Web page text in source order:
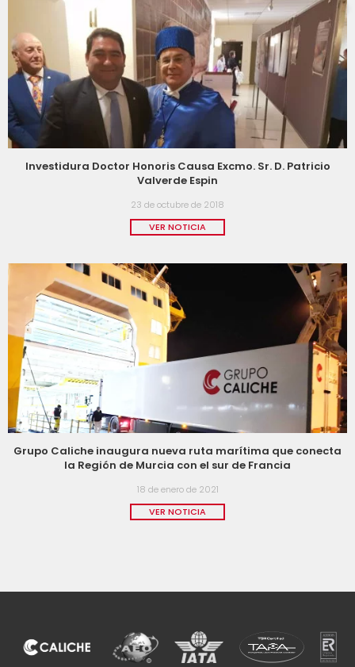
Investidura Doctor Honoris Causa Excmo. Sr. D. Patricio
Valverde Espin
23 de octubre de 2018
VER NOTICIA
Grupo Caliche inaugura nueva ruta marítima que conecta
la Región de Murcia con el sur de Francia
18 de enero de 2021
VER NOTICIA